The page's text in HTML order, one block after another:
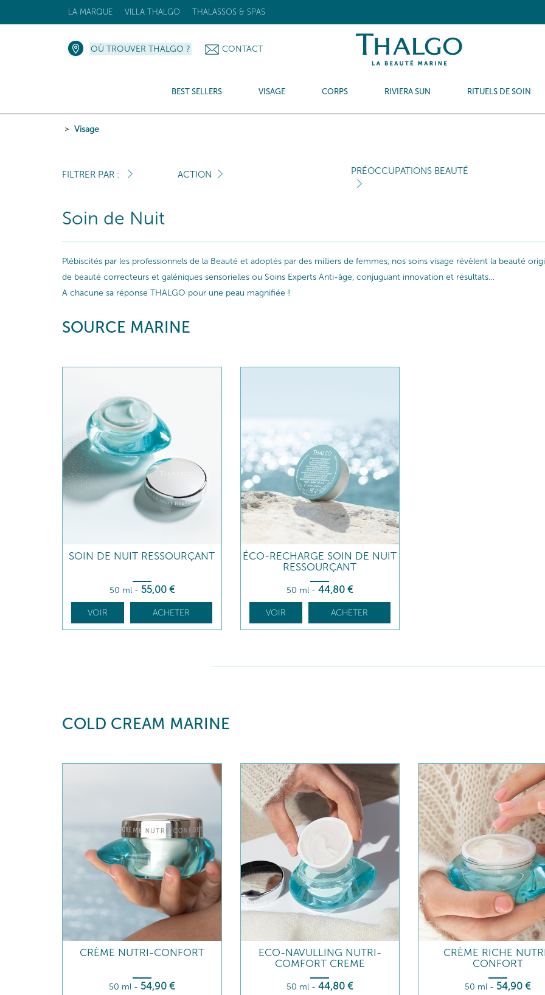
LA MARQUE VILLA THALGO THALASSOS & SPAS
OÙ TROUVER THALGO ? CONTACT
BEST SELLERS VISAGE CORPS RIVIERA SUN RITUELS DE SOIN
Visage
FILTRER PAR : ACTION PRÉOCCUPATIONS BEAUTÉ
Soin de Nuit
Plébiscités par les professionnels de la Beauté et adoptés par des milliers de femmes, nos soins visage révèlent la beauté
de beauté correcteurs et galéniques sensorielles ou Soins Experts Anti-âge, conjuguant innovation et résultats…
A chacune sa réponse THALGO pour une peau magnifiée !
SOURCE MARINE
SOIN DE NUIT RESSOURÇANT
50 ml - 55,00 €
VOIR ACHETER
ÉCO-RECHARGE SOIN DE NUIT
RESSOURÇANT
50 ml -44,80 €
VOIR ACHETER
COLD CREAM MARINE
CRÈME NUTRI-CONFORT
50 ml - 54,90 €
ECO-NAVULLING NUTRI-
COMFORT CREME
50 ml -44,80 €
CRÈME RICHE
CONFORT
50 ml - 54,90 €